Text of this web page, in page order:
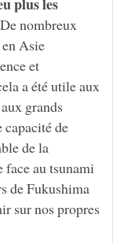
De nombreux
Asie
et
a été utile aux
grands
capacité de
de la
face au tsunami
de Fukushima
sur nos propres